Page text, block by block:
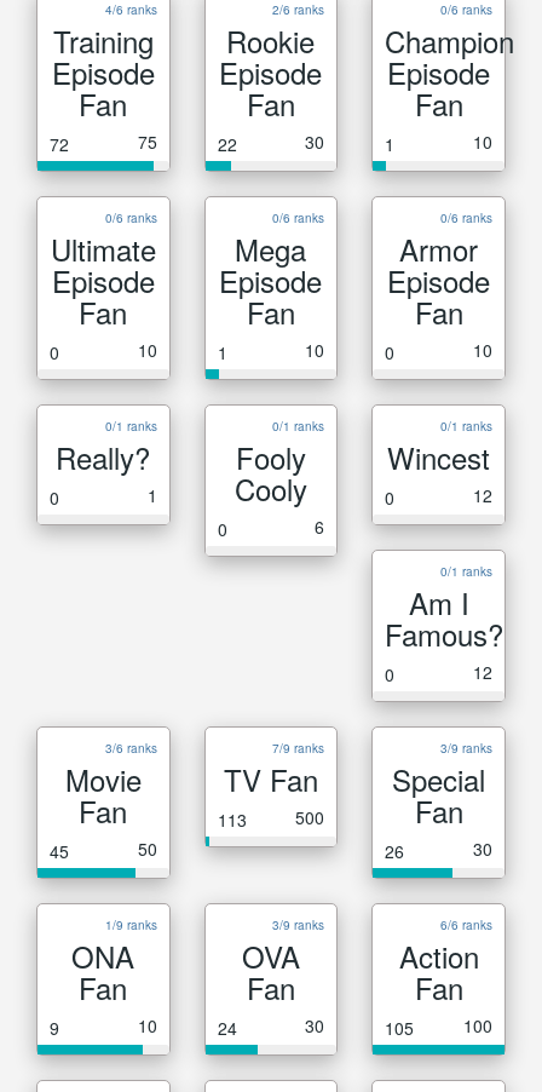
4/6 ranks
Training
Episode
Fan
72 75
2/6 ranks
Rookie
Episode
Fan
22 30
0/6 ranks
Champion
Episode
Fan
1 10
0/6 ranks
Ultimate
Episode
Fan
0 10
0/6 ranks
Mega
Episode
Fan
1 10
0/6 ranks
Armor
Episode
Fan
0 10
0/1 ranks
Really?
0 1
0/1 ranks
Fooly
Cooly
0 6
0/1 ranks
Wincest
0 12
0/1 ranks
Am I
Famous?
0 12
3/6 ranks
Movie
Fan
45 50
7/9 ranks
TV Fan
113 500
3/9 ranks
Special
Fan
26 30
1/9 ranks
ONA
Fan
9 10
3/9 ranks
OVA
Fan
24 30
6/6 ranks
Action
Fan
105 100